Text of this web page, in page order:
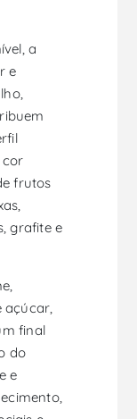
a
e
cor
frutos
grafite e
final
do
e